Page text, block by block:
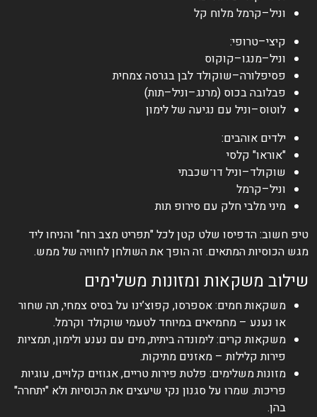
וניל–קרמל מלוח קל
קיצי–טרופי:
וניל–מנגו–קוקוס
פסיפלורה–שוקולד לבן בגרסה צמחית
פבלובה בכוס (מרנג–וניל–תות)
לוטוס–וניל עם נגיעה של לימון
ילדים אוהבים:
"אוראו" קלסי
שוקולד–וניל דו־שכבתי
וניל–קרמל
מיני מלבי חלק עם סירופ תות
טיפ חשוב: הדפיסו שלט קטן לכל "תפריט מצב רוח" והניחו ליד
מגש הכוסיות המתאים. זה הופך את השולחן לחוויה של ממש.
שילוב משקאות ומזונות משלימים
משקאות חמים: אספרסו, קפוצ’ינו על בסיס צמחי, תה שחור
או נענע – מחמיאים במיוחד לטעמי שוקולד וקרמל.
משקאות קרים: לימונדה ביתית, מים עם נענע ולימון, תמציות
פירות קלילות – מאזנים מתיקות.
מזונות משלימים: פלטת פירות טריים, אגוזים קלויים, עוגיות
פריכות. שמרו על סגנון נקי שיעצים את הכוסיות ולא "יתחרה"
בהן.